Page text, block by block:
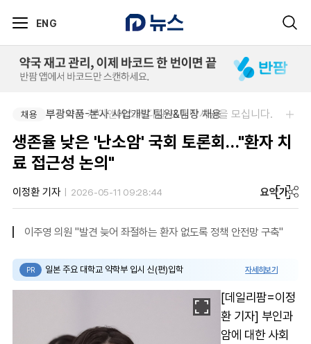
ENG
채용 주식회사 제이앤에스메디칼-도매약사님을 모십니다.
채용 부광약품-본사 사업개발 팀원&팀장 채용
생존율 낮은 '난소암' 국회 토론회…"환자 치
료 접근성 논의"
이정환 기자 2026-05-11 09:28:44 요약가
이주영 의원 "발견 늦어 좌절하는 환자 없도록 정책 안전망 구축"
PR 일본 주요 대학교 약학부 입시 신(편)입학 자세히보기
[데일리팜=이정
환 기자] 부인과
암에 대한 사회